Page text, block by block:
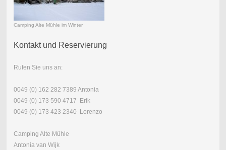
Camping Alte Mühle im Winter
Kontakt und Reservierung
Rufen Sie uns an:
0049 (0) 162 282 7389 Antonia
0049 (0) 173 590 4717 Erik
0049 (0) 173 423 2340 Lorenzo
Camping Alte Mühle
Antonia van Wijk